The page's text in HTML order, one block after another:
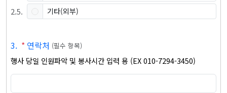
2.5. 기타(외부)
3. * 연락처 (필수 항목)
행사 당일 인원파악 및 봉사시간 입력 용 (EX 010-7294-3450)